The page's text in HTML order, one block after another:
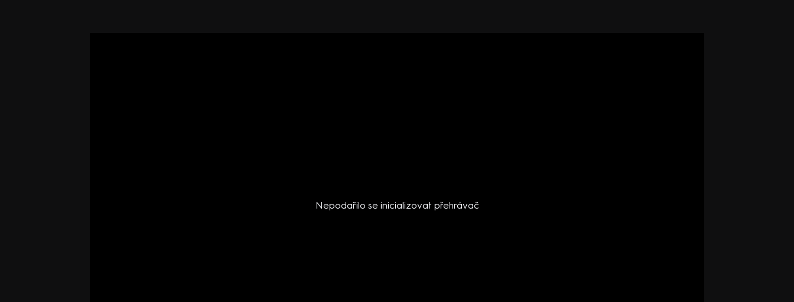
Nepodařilo se inicializovat přehrávač